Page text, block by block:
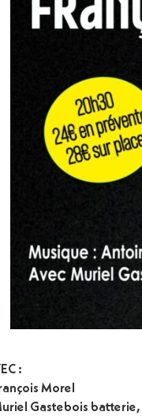
:
Morel
Gastebois